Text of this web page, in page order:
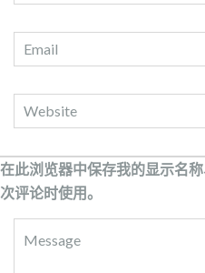
在此浏览器中保存我的显示名
次评论时使用。